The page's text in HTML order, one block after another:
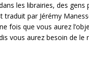
les librairies, des
traduit par Jérémy
fois que vous aurez
vous aurez besoin de